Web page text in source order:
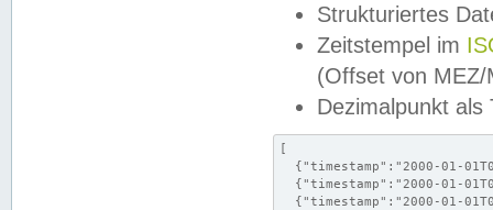
Strukturiertes
Zeitstempel im
(Offset von MEZ/
Dezimalpunkt als
[
{"timestamp":"2000-01-
{"timestamp":"2000-01-
{"timestamp":"2000-01-